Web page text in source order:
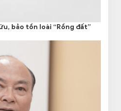
bảo tồn loài “Rồng đất”